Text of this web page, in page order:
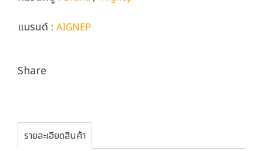
แบรนด์ : AIGNEP
Share
รายละเอียดสินค้า